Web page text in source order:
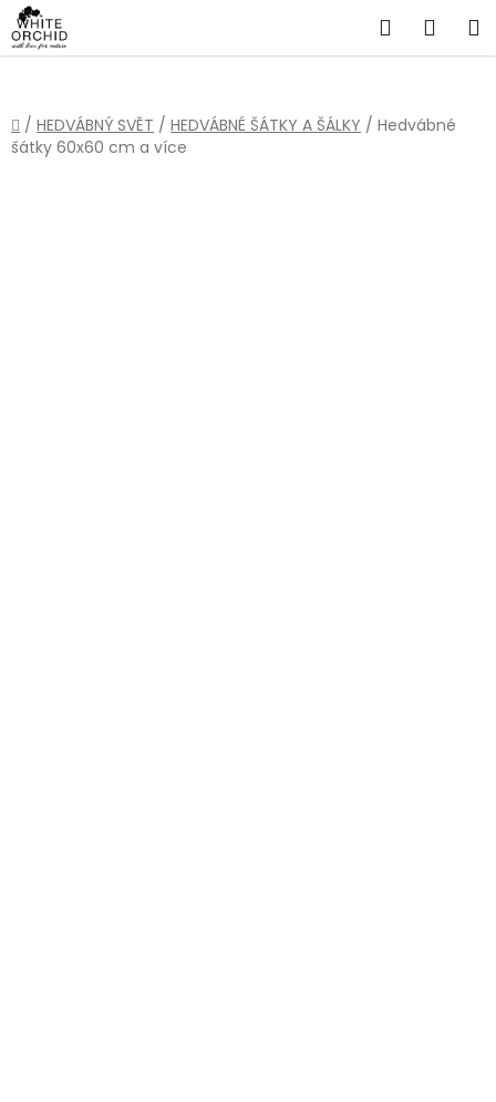
Přejít
na
obsah
Hledat
Domů
/ HEDVÁBNÝ SVĚT / HEDVÁBNÉ ŠÁTKY A ŠÁLKY / Hedvábné
šátky 60x60 cm a více